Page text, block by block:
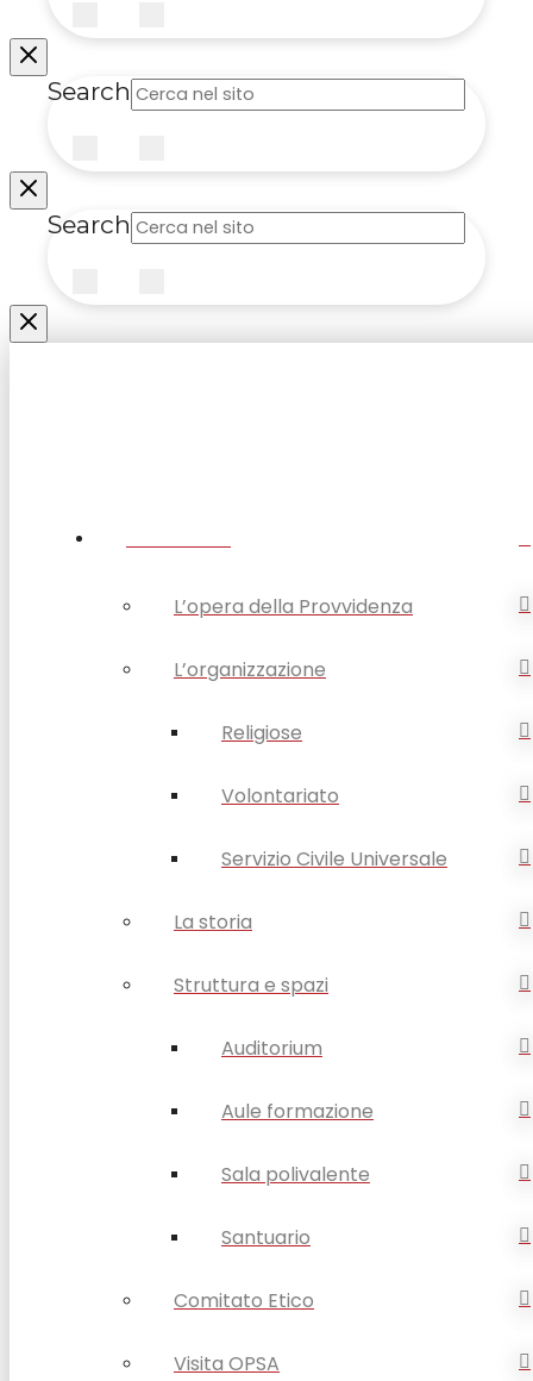
Search
Search
L’opera della Provvidenza
L’organizzazione
Religiose
Volontariato
Servizio Civile Universale
La storia
Struttura e spazi
Auditorium
Aule formazione
Sala polivalente
Santuario
Comitato Etico
Visita OPSA